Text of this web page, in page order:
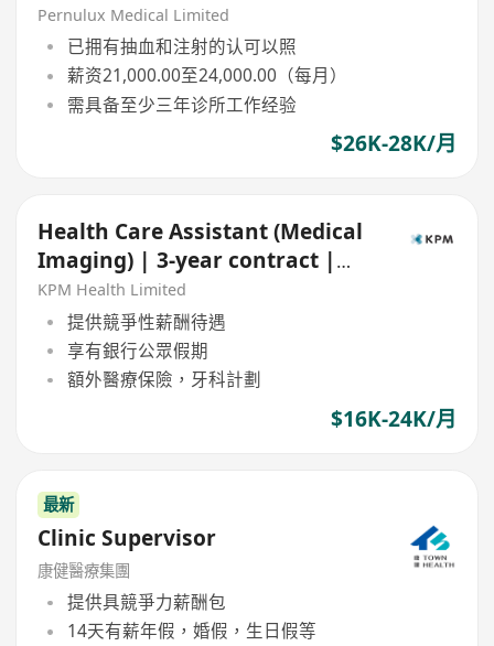
Pernulux Medical Limited
已拥有抽血和注射的认可以照
薪资21,000.00至24,000.00（每月）
需具备至少三年诊所工作经验
$26K-28K/月
Health Care Assistant (Medical
Imaging) | 3-year contract |
Central
KPM Health Limited
提供競爭性薪酬待遇
享有銀行公眾假期
額外醫療保險，牙科計劃
$16K-24K/月
最新
Clinic Supervisor
康健醫療集團
提供具競爭力薪酬包
14天有薪年假，婚假，生日假等